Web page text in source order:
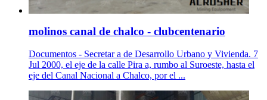
molinos canal de chalco - clubcentenario
Documentos - Secretar a de Desarrollo Urbano y Vivienda. 7
Jul 2000, el eje de la calle Pira a, rumbo al Suroeste, hasta el
eje del Canal Nacional a Chalco, por el ...